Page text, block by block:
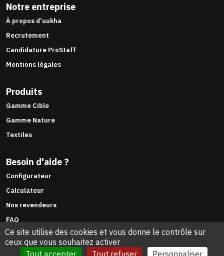
Notre entreprise
À propos d’uukha
Recrutement
Candidature ProStaff
Mentions légales
Produits
Gamme Cible
Gamme Nature
Textiles
Besoin d'aide ?
Configurateur
Calculateur
Nos revendeurs
FAQ
Espace pro
Ce site utilise des cookies et vous donne le contrôle sur
ceux que vous souhaitez activer
Tout accepter
Tout refuser Personnaliser